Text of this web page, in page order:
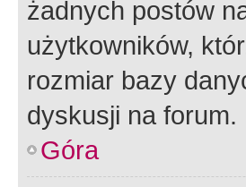
żadnych postów
użytkowników,
rozmiar bazy
dyskusji na forum.
Góra